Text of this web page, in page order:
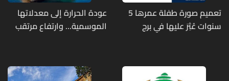
تعميم صورة طفلة عمرها 5
سنوات عُثِرَ عليها في برج
عودة الحرارة إلى معدلاتها
الموسمية... وارتفاع مرتقب